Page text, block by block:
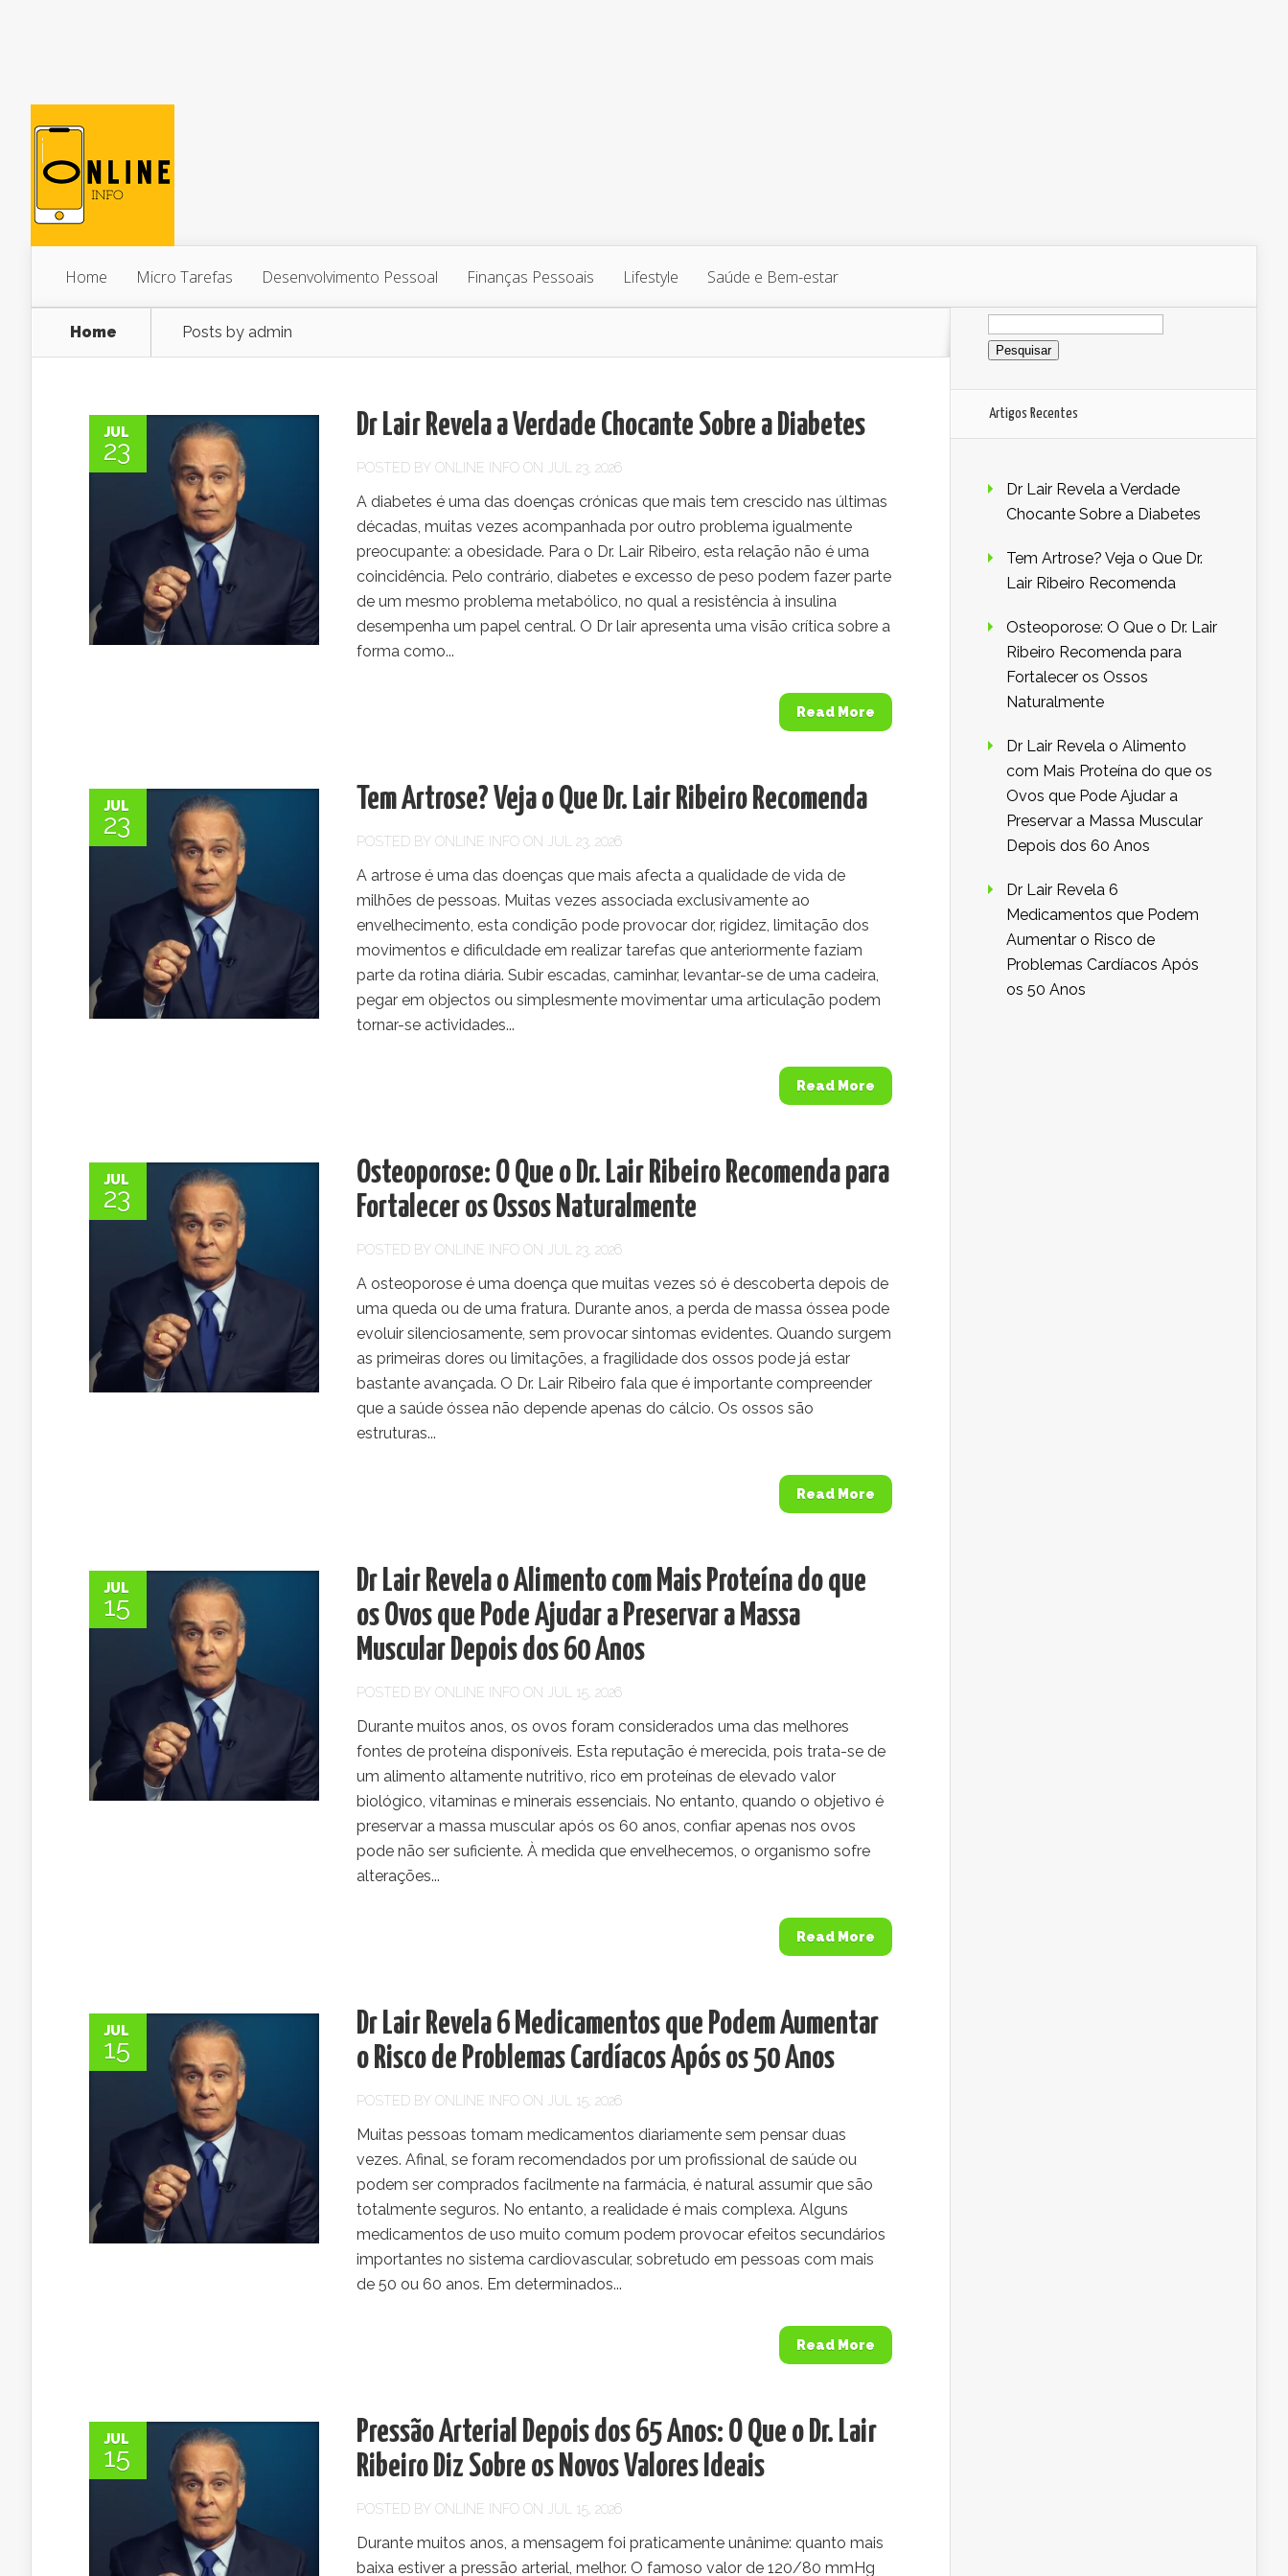
Home Micro Tarefas Desenvolvimento Pessoal Finanças Pessoais Lifestyle Saúde e Bem-estar
Home Posts by admin
JUL
23
Dr Lair Revela a Verdade Chocante Sobre a Diabetes
POSTED BY ONLINE INFO ON JUL 23, 2026
A diabetes é uma das doenças crónicas que mais tem crescido nas últimas
décadas, muitas vezes acompanhada por outro problema igualmente
preocupante: a obesidade. Para o Dr. Lair Ribeiro, esta relação não é uma
coincidência. Pelo contrário, diabetes e excesso de peso podem fazer parte
de um mesmo problema metabólico, no qual a resistência à insulina
desempenha um papel central. O Dr lair apresenta uma visão crítica sobre a
forma como...
Read More
JUL
23
Tem Artrose? Veja o Que Dr. Lair Ribeiro Recomenda
POSTED BY ONLINE INFO ON JUL 23, 2026
A artrose é uma das doenças que mais afecta a qualidade de vida de
milhões de pessoas. Muitas vezes associada exclusivamente ao
envelhecimento, esta condição pode provocar dor, rigidez, limitação dos
movimentos e dificuldade em realizar tarefas que anteriormente faziam
parte da rotina diária. Subir escadas, caminhar, levantar-se de uma cadeira,
pegar em objectos ou simplesmente movimentar uma articulação podem
tornar-se actividades...
Read More
JUL
23
Osteoporose: O Que o Dr. Lair Ribeiro Recomenda para
Fortalecer os Ossos Naturalmente
POSTED BY ONLINE INFO ON JUL 23, 2026
A osteoporose é uma doença que muitas vezes só é descoberta depois de
uma queda ou de uma fratura. Durante anos, a perda de massa óssea pode
evoluir silenciosamente, sem provocar sintomas evidentes. Quando surgem
as primeiras dores ou limitações, a fragilidade dos ossos pode já estar
bastante avançada. O Dr. Lair Ribeiro fala que é importante compreender
que a saúde óssea não depende apenas do cálcio. Os ossos são
estruturas...
Read More
JUL
15
Dr Lair Revela o Alimento com Mais Proteína do que
os Ovos que Pode Ajudar a Preservar a Massa
Muscular Depois dos 60 Anos
POSTED BY ONLINE INFO ON JUL 15, 2026
Durante muitos anos, os ovos foram considerados uma das melhores
fontes de proteína disponíveis. Esta reputação é merecida, pois trata-se de
um alimento altamente nutritivo, rico em proteínas de elevado valor
biológico, vitaminas e minerais essenciais. No entanto, quando o objetivo é
preservar a massa muscular após os 60 anos, confiar apenas nos ovos
pode não ser suficiente. À medida que envelhecemos, o organismo sofre
alterações...
Read More
JUL
15
Dr Lair Revela 6 Medicamentos que Podem Aumentar
o Risco de Problemas Cardíacos Após os 50 Anos
POSTED BY ONLINE INFO ON JUL 15, 2026
Muitas pessoas tomam medicamentos diariamente sem pensar duas
vezes. Afinal, se foram recomendados por um profissional de saúde ou
podem ser comprados facilmente na farmácia, é natural assumir que são
totalmente seguros. No entanto, a realidade é mais complexa. Alguns
medicamentos de uso muito comum podem provocar efeitos secundários
importantes no sistema cardiovascular, sobretudo em pessoas com mais
de 50 ou 60 anos. Em determinados...
Read More
JUL
15
Pressão Arterial Depois dos 65 Anos: O Que o Dr. Lair
Ribeiro Diz Sobre os Novos Valores Ideais
POSTED BY ONLINE INFO ON JUL 15, 2026
Durante muitos anos, a mensagem foi praticamente unânime: quanto mais
baixa estiver a pressão arterial, melhor. O famoso valor de 120/80 mmHg
Pesquisar
por:
Artigos Recentes
Dr Lair Revela a Verdade
Chocante Sobre a Diabetes
Tem Artrose? Veja o Que Dr.
Lair Ribeiro Recomenda
Osteoporose: O Que o Dr. Lair
Ribeiro Recomenda para
Fortalecer os Ossos
Naturalmente
Dr Lair Revela o Alimento
com Mais Proteína do que os
Ovos que Pode Ajudar a
Preservar a Massa Muscular
Depois dos 60 Anos
Dr Lair Revela 6
Medicamentos que Podem
Aumentar o Risco de
Problemas Cardíacos Após
os 50 Anos